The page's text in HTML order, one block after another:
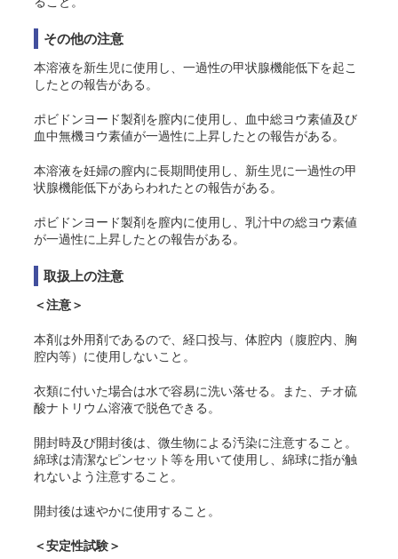
その他の注意
本溶液を新生児に使用し、一過性の甲状腺機能低下を起こ
したとの報告がある 。
ポビドンヨード製剤を膣内に使用し、血中総ヨウ素値及び
血中無機ヨウ素値が一過性に上昇したとの報告がある 。
本溶液を妊婦の膣内に長期間使用し、新生児に一過性の甲
状腺機能低下があらわれたとの報告がある 。
ポビドンヨード製剤を膣内に使用し、乳汁中の総ヨウ素値
が一過性に上昇したとの報告がある 。
取扱上の注意
＜注意＞
本剤は外用剤であるので、経口投与、体腔内（腹腔内、胸
腔内等）に使用しないこと。
衣類に付いた場合は水で容易に洗い落せる。また、チオ硫
酸ナトリウム溶液で脱色できる。
開封時及び開封後は、微生物による汚染に注意すること。
綿球は清潔なピンセット等を用いて使用し、綿球に指が触
れないよう注意すること。
開封後は速やかに使用すること。
＜安定性試験＞